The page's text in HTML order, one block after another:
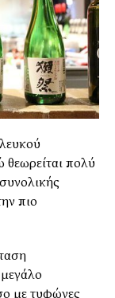
θεωρείται πολύ
πιο
με τυφώνες